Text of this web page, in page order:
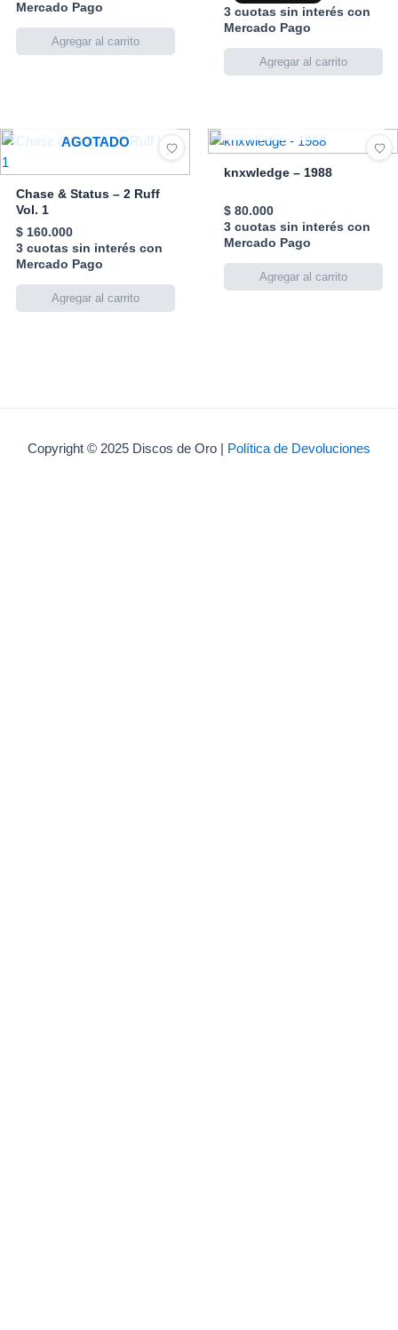
Mercado Pago
3 cuotas sin interés con
Mercado Pago
AGOTADO
Chase & Status – 2 Ruff
Vol. 1
$160.000
3 cuotas sin interés con
Mercado Pago
knxwledge – 1988
$80.000
3 cuotas sin interés con
Mercado Pago
Copyright © 2025 Discos de Oro | Política de Devoluciones